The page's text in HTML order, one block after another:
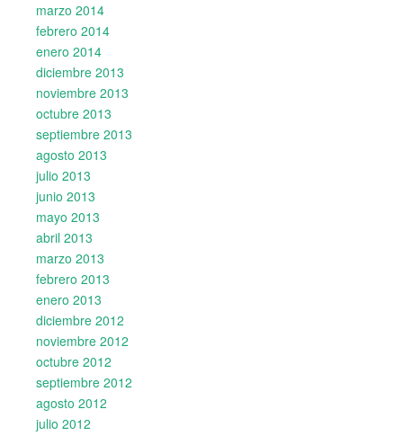
marzo 2014
febrero 2014
enero 2014
diciembre 2013
noviembre 2013
octubre 2013
septiembre 2013
agosto 2013
julio 2013
junio 2013
mayo 2013
abril 2013
marzo 2013
febrero 2013
enero 2013
diciembre 2012
noviembre 2012
octubre 2012
septiembre 2012
agosto 2012
julio 2012